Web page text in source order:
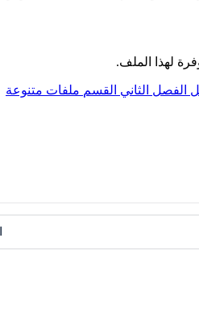
لهذا الملف.
الفصل الثاني القسم ملفات متنوعة